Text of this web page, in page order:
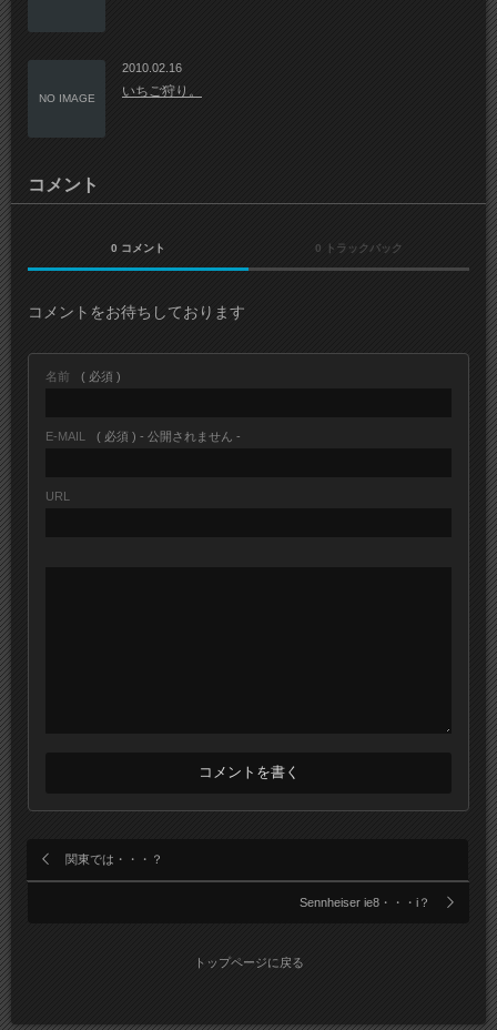
NO IMAGE
2010.02.16
いちご狩り。
コメント
0 コメント 0 トラックバック
コメントをお待ちしております
名前 ( 必須 )
E-MAIL ( 必須 ) - 公開されません -
URL
関東では・・・？
Sennheiser ie8・・・i？
トップページに戻る